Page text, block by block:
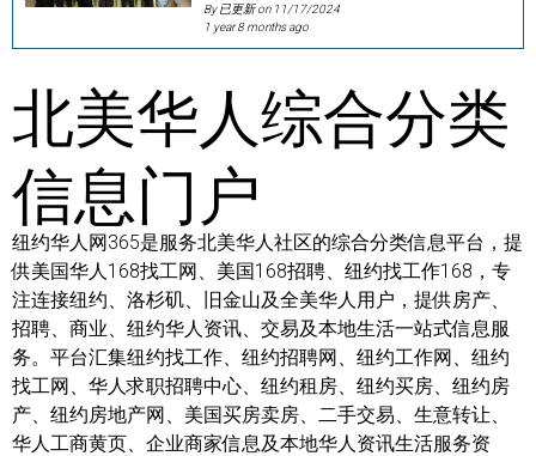
By 已更新 on 11/17/2024
1 year 8 months ago
北美华人综合分类
信息门户
纽约华人网365是服务北美华人社区的综合分类信息平台，提
供美国华人168找工网、美国168招聘、纽约找工作168，专
注连接纽约、洛杉矶、旧金山及全美华人用户，提供房产、
招聘、商业、纽约华人资讯、交易及本地生活一站式信息服
务。平台汇集纽约找工作、纽约招聘网、纽约工作网、纽约
找工网、华人求职招聘中心、纽约租房、纽约买房、纽约房
产、纽约房地产网、美国买房卖房、二手交易、生意转让、
华人工商黄页、企业商家信息及本地华人资讯生活服务资